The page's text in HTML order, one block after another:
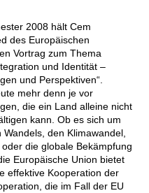
2008 hält Cem
des Europäischen
Vortrag zum Thema
und Identität –
und Perspektiven“.
mehr denn je vor
die ein Land alleine nicht
kann. Ob es sich um
den Klimawandel,
die globale Bekämpfung
Europäische Union bietet
effektive Kooperation der
die im Fall der EU